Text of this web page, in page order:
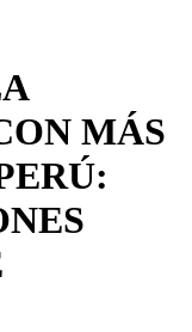
MÁS